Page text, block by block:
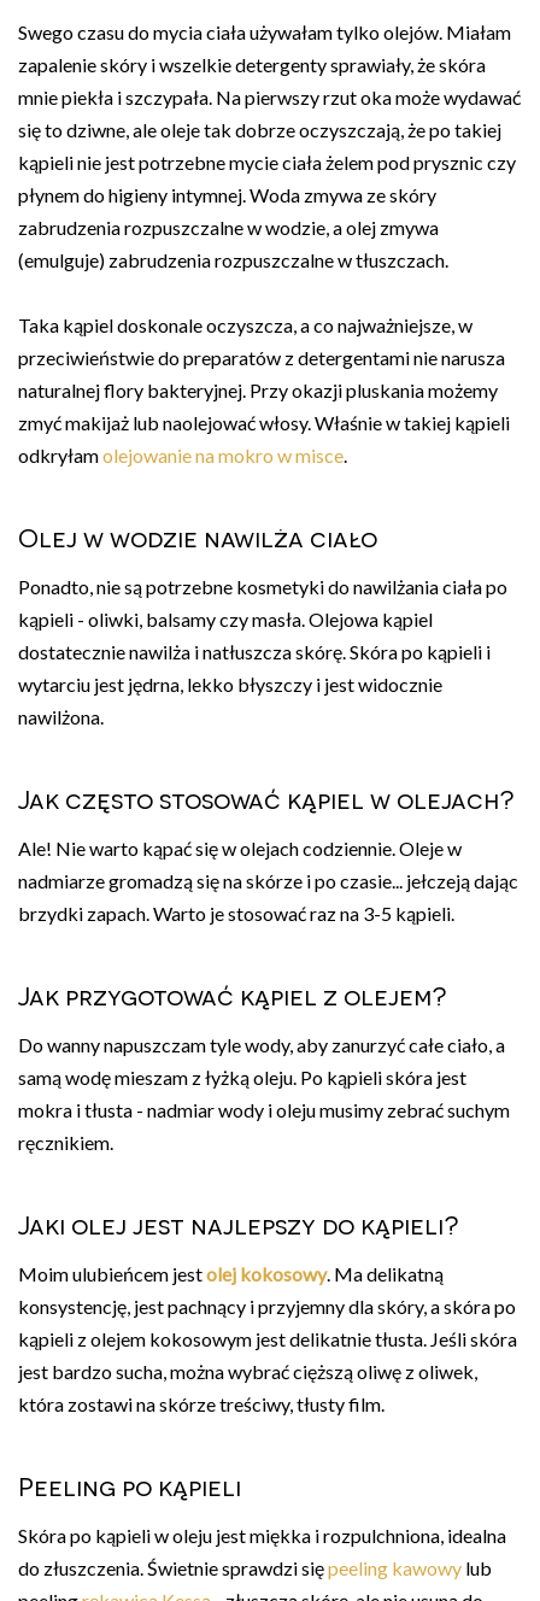
Swego czasu do mycia ciała używałam tylko olejów. Miałam
zapalenie skóry i wszelkie detergenty sprawiały, że skóra
mnie piekła i szczypała. Na pierwszy rzut oka może wydawać
się to dziwne, ale oleje tak dobrze oczyszczają, że po takiej
kąpieli nie jest potrzebne mycie ciała żelem pod prysznic czy
płynem do higieny intymnej. Woda zmywa ze skóry
zabrudzenia rozpuszczalne w wodzie, a olej zmywa
(emulguje) zabrudzenia rozpuszczalne w tłuszczach.
Taka kąpiel doskonale oczyszcza, a co najważniejsze, w
przeciwieństwie do preparatów z detergentami nie narusza
naturalnej flory bakteryjnej. Przy okazji pluskania możemy
zmyć makijaż lub naolejować włosy. Właśnie w takiej kąpieli
odkryłamolejowanie na mokro w misce.
Olej w wodzie nawilża ciało
Ponadto, nie są potrzebne kosmetyki do nawilżania ciała po
kąpieli - oliwki, balsamy czy masła. Olejowa kąpiel
dostatecznie nawilża i natłuszcza skórę. Skóra po kąpieli i
wytarciu jest jędrna, lekko błyszczy i jest widocznie
nawilżona.
Jak często stosować kąpiel w olejach?
Ale! Nie warto kąpać się w olejach codziennie. Oleje w
nadmiarze gromadzą się na skórze i po czasie... jełczeją dając
brzydki zapach. Warto je stosować raz na 3-5 kąpieli.
Jak przygotować kąpiel z olejem?
Do wanny napuszczam tyle wody, aby zanurzyć całe ciało, a
samą wodę mieszam z łyżką oleju. Po kąpieli skóra jest
mokra i tłusta - nadmiar wody i oleju musimy zebrać suchym
ręcznikiem.
Jaki olej jest najlepszy do kąpieli?
Moim ulubieńcem jestolej kokosowy. Ma delikatną
konsystencję, jest pachnący i przyjemny dla skóry, a skóra po
kąpieli z olejem kokosowym jest delikatnie tłusta. Jeśli skóra
jest bardzo sucha, można wybrać cięższą oliwę z oliwek,
która zostawi na skórze treściwy, tłusty film.
Peeling po kąpieli
Skóra po kąpieli w oleju jest miękka i rozpulchniona, idealna
do złuszczenia. Świetnie sprawdzi siępeeling kawowy lub